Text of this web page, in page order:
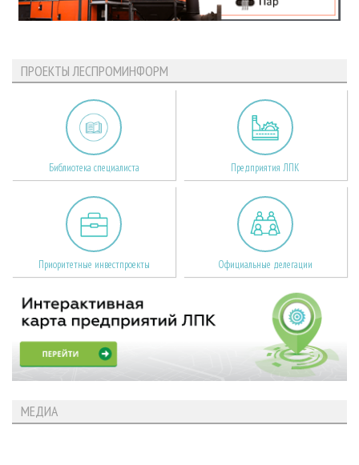
ПРОЕКТЫ ЛЕСПРОМИНФОРМ
Библиотека специалиста Предприятия ЛПК
Приоритетные инвестпроекты Официальные делегации
МЕДИА